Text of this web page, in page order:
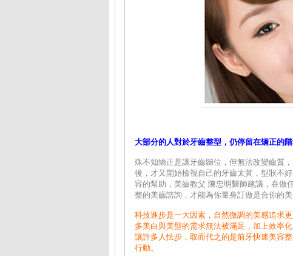
大部分的人對於牙齒整型，仍停留在矯正的
殊不知矯正是讓牙齒歸位，但無法改變齒質
後，才又開始檢視自己的牙齒太黃，型狀不
容的幫助，美齒教父 陳忠明醫師建議，在做
整的美齒諮詢，才能為你量身訂做是合你的美
科技進步是一大因素，自然微調的美感追求
多美白與美型的需求無法被滿足，加上效率
讓許多人怯步，取而代之的是前牙快速美容
行動。